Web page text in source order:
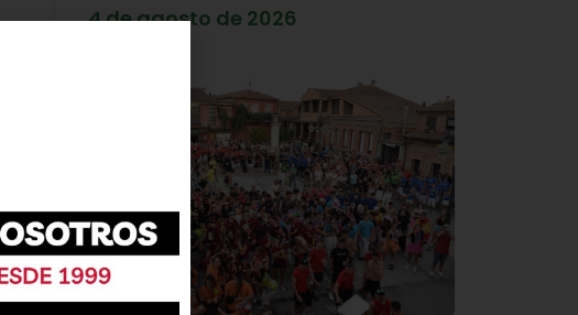
4 de agosto de 2026